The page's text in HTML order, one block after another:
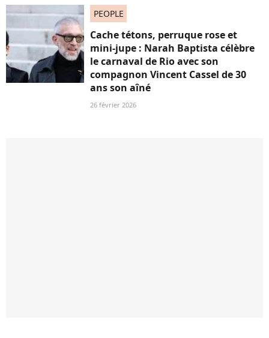
PEOPLE
Cache tétons, perruque rose et
mini-jupe : Narah Baptista célèbre
le carnaval de Rio avec son
compagnon Vincent Cassel de 30
ans son aîné
26 février 2026